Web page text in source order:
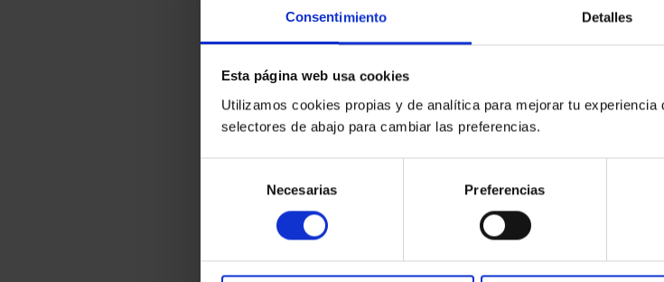
Consentimiento Detalles
Esta página web usa cookies
Utilizamos cookies propias y de analítica para mejorar tu
selectores de abajo para cambiar las preferencias.
consentimiento
Necesarias Preferencias